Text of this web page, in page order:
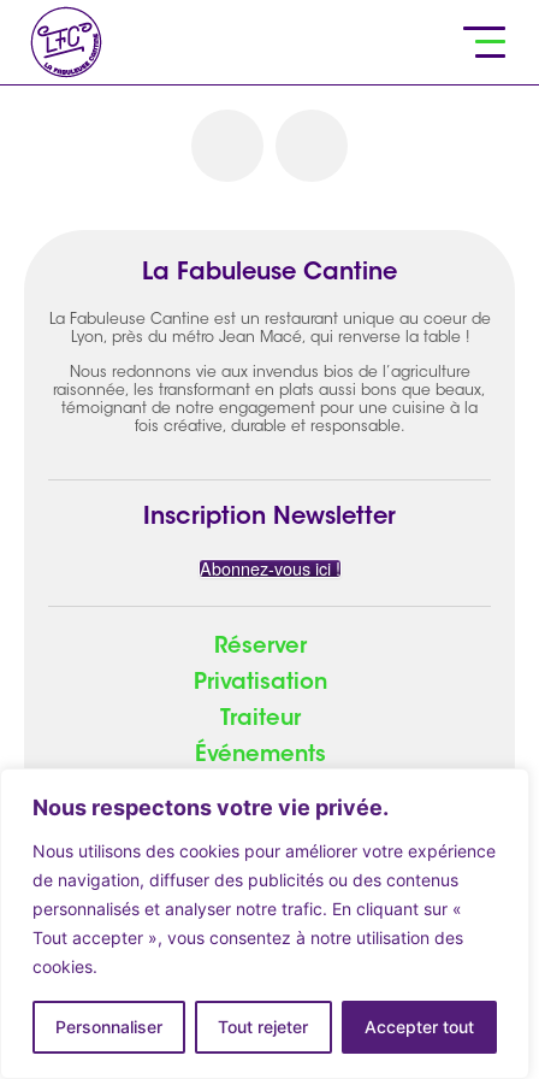
Nous respectons votre vie privée.
Nous utilisons des cookies pour améliorer votre expérience
de navigation, diffuser des publicités ou des contenus
personnalisés et analyser notre trafic. En cliquant sur «
Tout accepter », vous consentez à notre utilisation des
cookies.
Personnaliser Tout rejeter Accepter tout
Réserver
La Fabuleuse Cantine
La Fabuleuse Cantine est un restaurant unique au coeur de
Lyon, près du métro Jean Macé, qui renverse la table !
Nous redonnons vie aux invendus bios de l’agriculture
raisonnée, les transformant en plats aussi bons que beaux,
témoignant de notre engagement pour une cuisine à la
fois créative, durable et responsable.
Inscription Newsletter
Abonnez-vous ici !
Réserver
Privatisation
Traiteur
Événements
© 2026 ATOME.red | Mentions Légales